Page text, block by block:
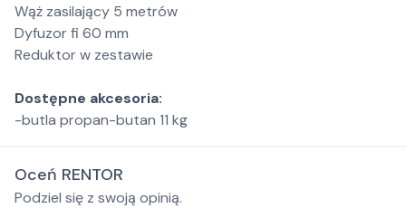
Wąż zasilający 5 metrów
Dyfuzor fi 60 mm
Reduktor w zestawie
Dostępne akcesoria:
-butla propan-butan 11 kg
Oceń RENTOR
Podziel się z swoją opinią.